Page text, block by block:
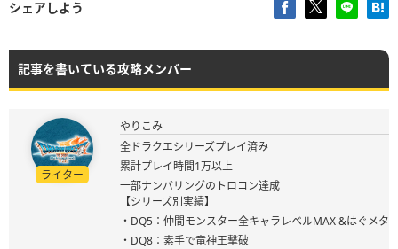
シェアしよう
記事を書いている攻略メンバー
ライター
やりこみ
全ドラクエシリーズプレイ済み
累計プレイ時間1万以上
一部ナンバリングのトロコン達成
【シリーズ別実績】
・DQ5：仲間モンスター全キャラレベルMAX &はぐメタ
・DQ8：素手で竜神王撃破